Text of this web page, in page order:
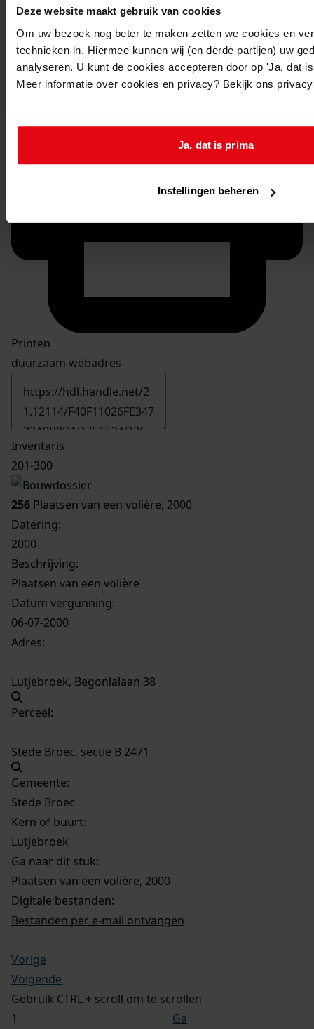
Deze website maakt gebruik van cookies
Om uw bezoek nog beter te maken zetten we cookies en
technieken in. Hiermee kunnen wij (en derde partijen) uw
analyseren. U kunt de cookies accepteren door op 'Ja, dat
Meer informatie over cookies en privacy? Bekijk ons
Ja, dat is prima
Instellingen beheren
Doorsturen per email
Printen
duurzaam webadres
Inventaris
201-300
256 Plaatsen van een volière, 2000
Datering:
2000
Beschrijving:
Plaatsen van een volière
Datum vergunning:
06-07-2000
Adres:
Lutjebroek, Begonialaan 38
Perceel:
Stede Broec, sectie B 2471
Gemeente:
Stede Broec
Kern of buurt:
Lutjebroek
Ga naar dit stuk:
Plaatsen van een volière, 2000
Digitale bestanden:
Bestanden per e-mail ontvangen
Vorige
Volgende
Gebruik CTRL + scroll om te scrollen
Ga